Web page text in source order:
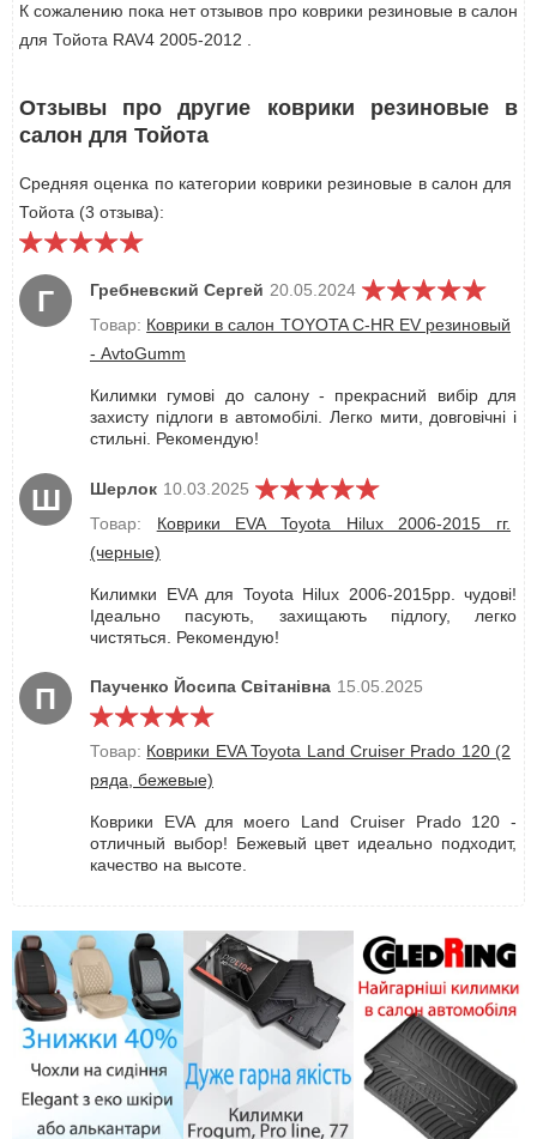
К сожалению пока нет отзывов про коврики резиновые в салон
для Тойота RAV4 2005-2012 .
Отзывы про другие коврики резиновые в
салон для Тойота
Средняя оценка по категории коврики резиновые в салон для
Тойота (3 отзыва):
Г Гребневский Сергей 20.05.2024
Товар: Коврики в салон TOYOTA C-HR EV резиновый
- AvtoGumm
Килимки гумові до салону - прекрасний вибір для
захисту підлоги в автомобілі. Легко мити, довговічні і
стильні. Рекомендую!
Ш Шерлок 10.03.2025
Товар: Коврики EVA Toyota Hilux 2006-2015 гг.
(черные)
Килимки EVA для Toyota Hilux 2006-2015рр. чудові!
Ідеально пасують, захищають підлогу, легко
чистяться. Рекомендую!
П Паученко Йосипа Світанівна 15.05.2025
Товар: Коврики EVA Toyota Land Cruiser Prado 120 (2
ряда, бежевые)
Коврики EVA для моего Land Cruiser Prado 120 -
отличный выбор! Бежевый цвет идеально подходит,
качество на высоте.